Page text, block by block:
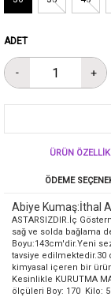
ADET
ÜRÜN
ÖDEME
Abiye Kumaş:İthal
ASTARSIZDIR.İç
sağ ve solda bağlama
Boyu:143cm'dir.Yeni
tavsiye edilmektedir.30
kimyasal içeren bir
Kesinlikle KURUTMA
ölçüleri Boy: 170 Kilo: